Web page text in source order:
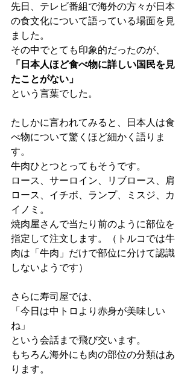
先日、テレビ番組で海外の方々が日本
の食文化について語っている場面を見
ました。
その中でとても印象的だったのが、
「日本人ほど食べ物に詳しい国民を見
たことがない」
という言葉でした。
たしかに言われてみると、日本人は食
べ物について驚くほど細かく語りま
す。
牛肉ひとつとってもそうです。
ロース、サーロイン、リブロース、肩
ロース、イチボ、ランプ、ミスジ、カ
イノミ。
焼肉屋さんで当たり前のように部位を
指定して注文します。（トルコでは牛
肉は「牛肉」だけで部位に分けて認識
しないようです）
さらに寿司屋では、
「今日は中トロより赤身が美味しい
ね」
という会話まで飛び交います。
もちろん海外にも肉の部位の分類はあ
ります。